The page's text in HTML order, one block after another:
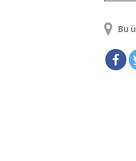
Bu